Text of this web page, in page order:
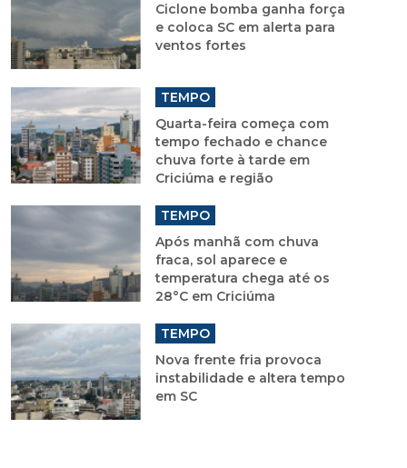
Ciclone bomba ganha força
e coloca SC em alerta para
ventos fortes
TEMPO
Quarta-feira começa com
tempo fechado e chance
chuva forte à tarde em
Criciúma e região
TEMPO
Após manhã com chuva
fraca, sol aparece e
temperatura chega até os
28°C em Criciúma
TEMPO
Nova frente fria provoca
instabilidade e altera tempo
em SC